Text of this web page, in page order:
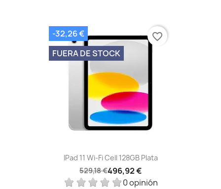
IPad 11 Wi-Fi Cell 128GB Plata
529,18 €496,92 €
0 opinión
-32,26 €
FUERA DE STOCK
favorite_border